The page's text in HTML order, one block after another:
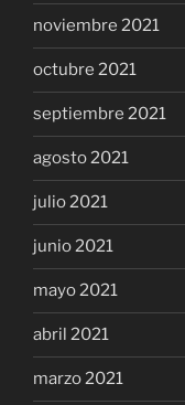
noviembre 2021
octubre 2021
septiembre 2021
agosto 2021
julio 2021
junio 2021
mayo 2021
abril 2021
marzo 2021